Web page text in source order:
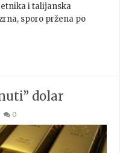
i talijanska
sporo pržena po
dolar
0